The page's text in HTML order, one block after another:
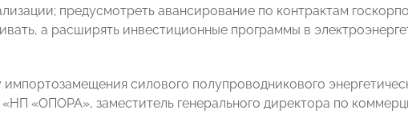
предусмотреть авансирование по контрактам
а расширять инвестиционные программы в
силового полупроводникового
«ОПОРА», заместитель генерального директора по